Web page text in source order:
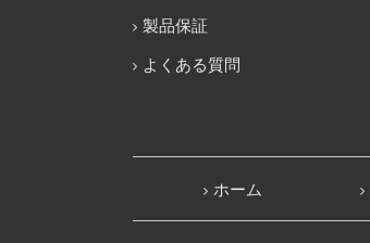
製品保証
よくある質問
ホーム